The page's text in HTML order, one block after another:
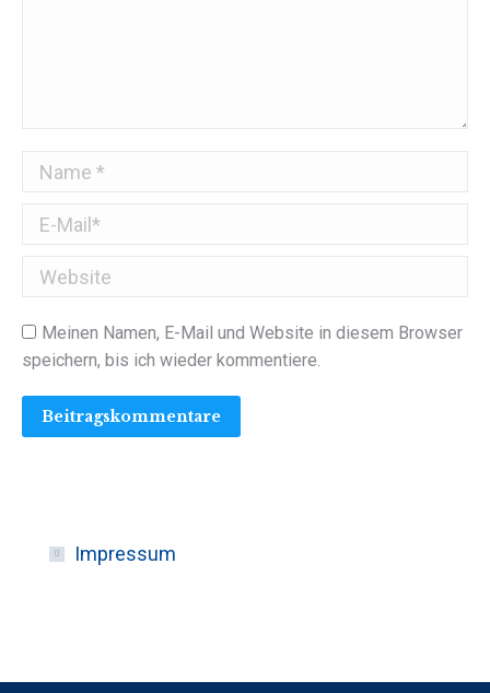
Name *
E-Mail *
Website
Meinen Namen, E-Mail und Website in diesem Browser
speichern, bis ich wieder kommentiere.
Beitragskommentare
Impressum